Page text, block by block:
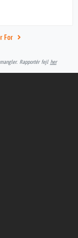
For
Rapportér fejl her